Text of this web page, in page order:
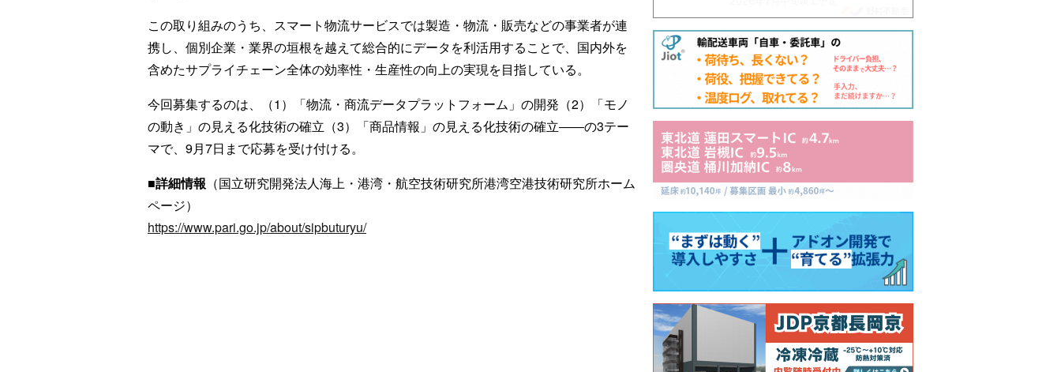
この取り組みのうち、スマート物流サービスでは製造・物流・販売などの事業者が連
携し、個別企業・業界の垣根を越えて総合的にデータを利活用することで、国内外を
含めたサプライチェーン全体の効率性・生産性の向上の実現を目指している。
今回募集するのは、（1）「物流・商流データプラットフォーム」の開発（2）「モノ
の動き」の見える化技術の確立（3）「商品情報」の見える化技術の確立――の3テー
マで、9月7日まで応募を受け付ける。
■詳細情報 （国立研究開発法人海上・港湾・航空技術研究所港湾空港技術研究所ホーム
ページ）
https://www.pari.go.jp/about/sipbuturyu/